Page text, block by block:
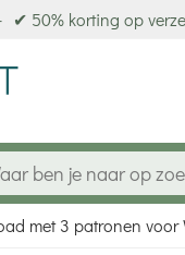
✔ 50% korting op
met 3 patronen voor